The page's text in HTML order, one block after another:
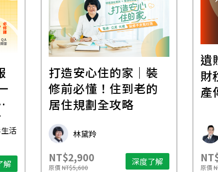
活
解
打造安心住的家｜裝
修前必懂！住到老的
居住規劃全攻略
林黛羚
NT$2,900
原價NT$5,600 深度了解
遺
財
產
原價